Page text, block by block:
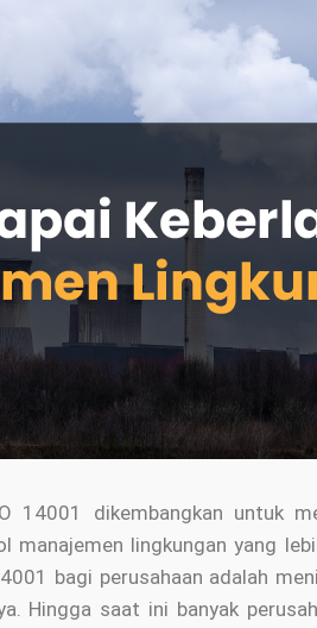
14001 dikembangkan untuk
manajemen lingkungan yang
bagi perusahaan adalah
Hingga saat ini banyak